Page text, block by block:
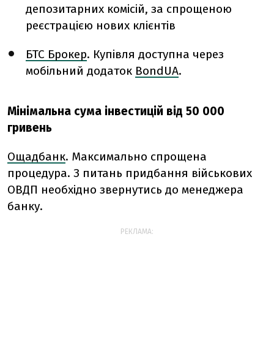
депозитарних комісій, за спрощеною
реєстрацією нових клієнтів
БТС Брокер. Купівля доступна через
мобільний додаток BondUA.
Мінімальна сума інвестицій від 50 000
гривень
Ощадбанк. Максимально спрощена
процедура. З питань придбання військових
ОВДП необхідно звернутись до менеджера
банку.
РЕКЛАМА: